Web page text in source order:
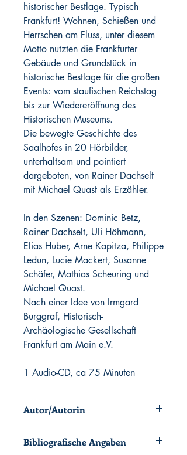
historischer Bestlage. Typisch
Frankfurt! Wohnen, Schießen und
Herrschen am Fluss, unter diesem
Motto nutzten die Frankfurter
Gebäude und Grundstück in
historische Bestlage für die großen
Events: vom staufischen Reichstag
bis zur Wiedereröffnung des
Historischen Museums.
Die bewegte Geschichte des
Saalhofes in 20 Hörbilder,
unterhaltsam und pointiert
dargeboten, von Rainer Dachselt
mit Michael Quast als Erzähler.
In den Szenen: Dominic Betz,
Rainer Dachselt, Uli Höhmann,
Elias Huber, Arne Kapitza, Philippe
Ledun, Lucie Mackert, Susanne
Schäfer, Mathias Scheuring und
Michael Quast.
Nach einer Idee von Irmgard
Burggraf, Historisch-
Archäologische Gesellschaft
Frankfurt am Main e.V.
1 Audio-CD, ca 75 Minuten
Autor/Autorin
gespielt von Dominic Betz, Rainer
Bibliografische Angaben